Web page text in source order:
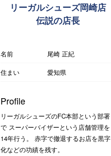
リーガルシューズ岡崎店
伝説の店長
名前
尾崎 正紀
住まい
愛知県
Profile
リーガルシューズのFC本部という部署
で スーパーバイザーという店舗管理を
14年行う。 赤字で撤退するお店を黒字
化などの功績を残す。